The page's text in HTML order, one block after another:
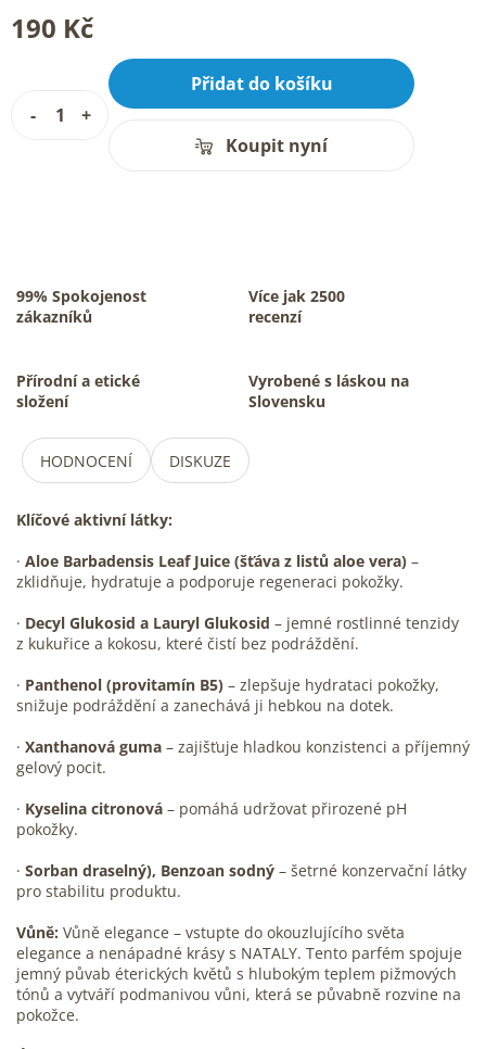
190 Kč
Přidat do košíku
Koupit nyní
99% Spokojenost
zákazníků
Více jak 2500
recenzí
Přírodní a etické
složení
Vyrobené s láskou na
Slovensku
HODNOCENÍ DISKUZE
Klíčové aktivní látky:
· Aloe Barbadensis Leaf Juice (šťáva z listů aloe vera) –
zklidňuje, hydratuje a podporuje regeneraci pokožky.
· Decyl Glukosid a Lauryl Glukosid – jemné rostlinné tenzidy
z kukuřice a kokosu, které čistí bez podráždění.
· Panthenol (provitamín B5) – zlepšuje hydrataci pokožky,
snižuje podráždění a zanechává ji hebkou na dotek.
· Xanthanová guma – zajišťuje hladkou konzistenci a příjemný
gelový pocit.
· Kyselina citronová – pomáhá udržovat přirozené pH
pokožky.
· Sorban draselný), Benzoan sodný – šetrné konzervační látky
pro stabilitu produktu.
Vůně: Vůně elegance – vstupte do okouzlujícího světa
elegance a nenápadné krásy s NATALY. Tento parfém spojuje
jemný půvab éterických květů s hlubokým teplem pižmových
tónů a vytváří podmanivou vůni, která se půvabně rozvine na
pokožce.